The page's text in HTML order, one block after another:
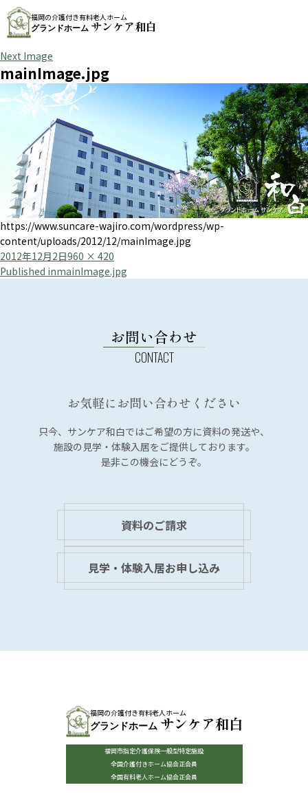
福岡の介護付き有料老人ホーム
グランドホーム サンケア和白
Next Image
mainImage.jpg
https://www.suncare-wajiro.com/wordpress/wp-
content/uploads/2012/12/mainImage.jpg
Posted
on
2012年12月2日Full
size
960 × 420
投
Published inmainImage.jpg
お問い合わせ
お気軽にお問い合わせください
只今、サンケア和白ではご希望の方に資料の発送や、
施設の見学・体験入居をご提供しております。
是非この機会にどうぞ。
資料のご請求
見学・体験入居お申し込み
福岡の介護付き有料老人ホーム
グランドホーム サンケア和白
福岡市指定介護保険一般型特定施設
全国介護付きホーム協会正会員
全国有料老人ホーム協会正会員